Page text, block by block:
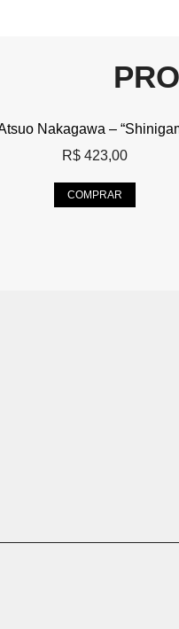
Nakagawa –
R$ 423,00
COMPRAR